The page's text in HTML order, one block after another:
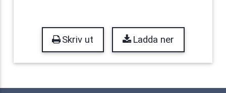
Skriv ut Ladda ner